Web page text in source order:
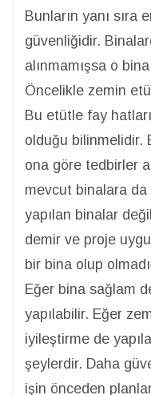
Bunların yanı sıra
güvenliğidir.
alınmamışsa o
Öncelikle zemin
Bu etütle fay
olduğu bilinmelidir.
ona göre tedbirler
mevcut binalara da
yapılan binalar
demir ve proje
bir bina olup
Eğer bina sağlam
yapılabilir. Eğer
iyileştirme de
şeylerdir. Daha
işin önceden